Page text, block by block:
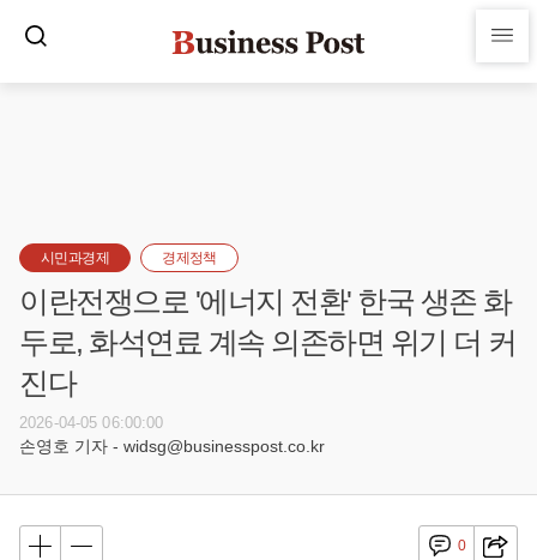
시민과경제 경제정책
이란전쟁으로 '에너지 전환' 한국 생존 화
두로, 화석연료 계속 의존하면 위기 더 커
진다
2026-04-05 06:00:00
손영호 기자 - widsg@businesspost.co.kr
0